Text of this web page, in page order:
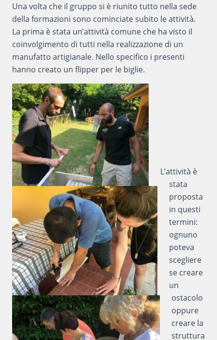
Una volta che il gruppo si è riunito tutto nella sede
della formazioni sono cominciate subito le attività.
La prima è stata un’attività comune che ha visto il
coinvolgimento di tutti nella realizzazione di un
manufatto artigianale. Nello specifico i presenti
hanno creato un flipper per le biglie.
L’attività è
stata
proposta
in questi
termini:
ognuno
poteva
scegliere
se creare
un
ostacolo
oppure
creare la
struttura